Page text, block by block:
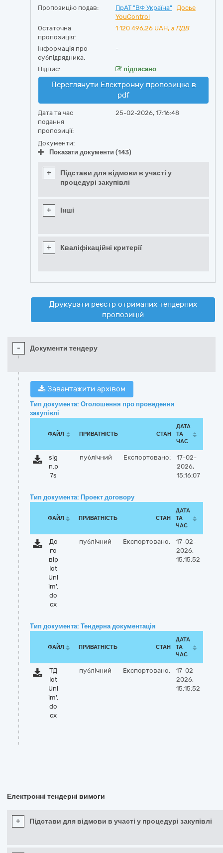
Пропозицію подав: ПрАТ "ВФ Україна"
Досьє
YouControl
Остаточна
пропозиція:
1 120 496,26 UAH, з ПДВ
Інформація про
субпідрядника:
-
Підпис: підписано
Переглянути Електронну пропозицію в
pdf
Дата та час
подання
пропозиції:
25-02-2026, 17:16:48
Документи:
Показати документи (143)
+
Підстави для відмови в участі у
процедурі закупівлі
+ Інші
+ Кваліфікаційні критерії
Друкувати реєстр отриманих тендерних
пропозицій
- Документи тендеру
Завантажити архівом
Тип документа: Оголошення про проведення
закупівлі
ФАЙЛ ПРИВАТНІСТЬ СТАН
ДАТА
ТА
ЧАС
sig
n.p
7s
публічний Експортовано:
17-02-
2026,
15:16:07
Тип документа: Проект договору
ФАЙЛ ПРИВАТНІСТЬ СТАН
ДАТА
ТА
ЧАС
До
го
вір
Iot
Unl
im'.
do
cx
публічний Експортовано:
17-02-
2026,
15:15:52
Тип документа: Тендерна документація
ФАЙЛ ПРИВАТНІСТЬ СТАН
ДАТА
ТА
ЧАС
ТД
Iot
Unl
im'.
do
cx
публічний Експортовано:
17-02-
2026,
15:15:52
Електронні тендерні вимоги
+ Підстави для відмови в участі у процедурі закупівлі